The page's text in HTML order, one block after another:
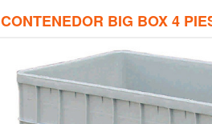
CONTENEDOR BIG BOX 4